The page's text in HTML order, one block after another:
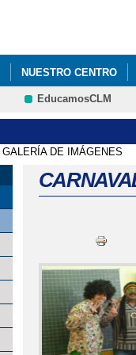
NUESTRO CENTRO
EducamosCLM
GALERÍA DE IMÁGENES